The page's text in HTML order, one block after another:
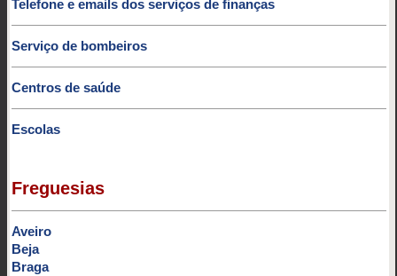
Telefone e emails dos serviços de finanças
Serviço de bombeiros
Centros de saúde
Escolas
Freguesias
Aveiro
Beja
Braga